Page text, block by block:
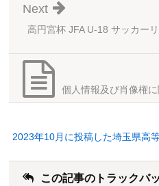
高円宮杯 JFA U-18 サッカー
Next
個人情報及び肖像権
2023年10月に投稿した埼玉県高
この記事のトラックバ